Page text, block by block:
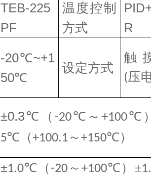
TEB-225
PF
温度控制
方式
P
R
-20℃~+1
50℃
设定方式
触
(压
±0.3℃ （ -20℃～ +100℃
5℃（+100.1 ～+150℃）
±1.0℃（ -20 ～+100℃）±